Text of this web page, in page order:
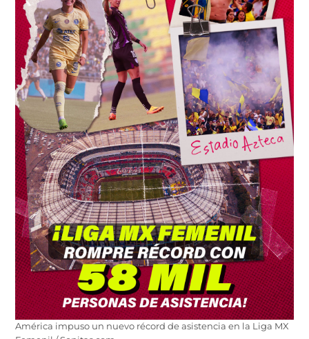
América impuso un nuevo récord de asistencia en la Liga MX